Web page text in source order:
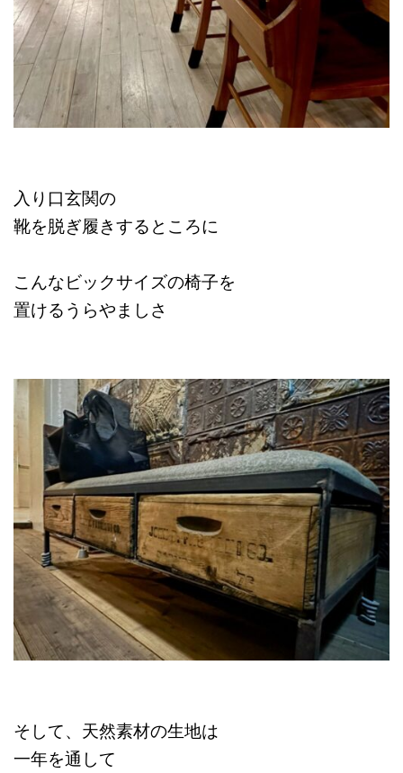
入り口玄関の
靴を脱ぎ履きするところに
こんなビックサイズの椅子を
置けるうらやましさ
そして、天然素材の生地は
一年を通して